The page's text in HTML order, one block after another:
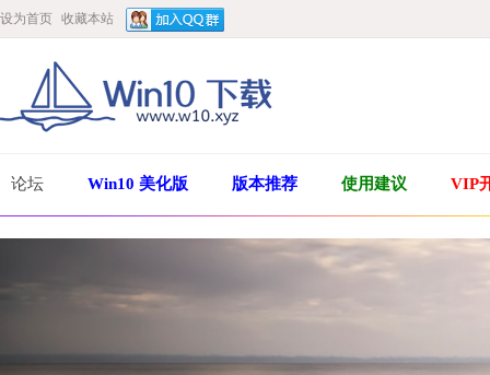
设为首页 收藏本站
论坛 Win10 美化版 版本推荐 使用建议 VIP